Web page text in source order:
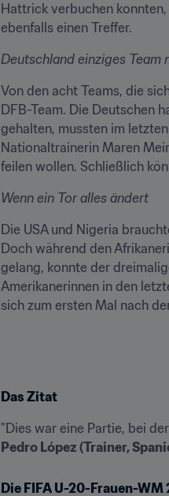
Hattrick verbuchen
ebenfalls einen Treffer.
Deutschland einziges Team
Von den acht Teams, die
DFB-Team. Die Deutschen
gehalten, mussten im
Nationaltrainerin Maren
feilen wollen. Schließlich
Wenn ein Tor alles ändert
Die USA und Nigeria
Doch während den
gelang, konnte der
Amerikanerinnen in den
sich zum ersten Mal nach
Das Zitat
Pedro López (Trainer,
Die FIFA U-20-Frauen-